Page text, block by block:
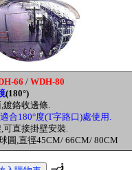
66 / WDH-80
(180°)
鍍鉻收邊條.
適合180°度(T字路口)處使用.
可直接掛壁安裝.
圓,直徑45CM/ 66CM/ 80CM